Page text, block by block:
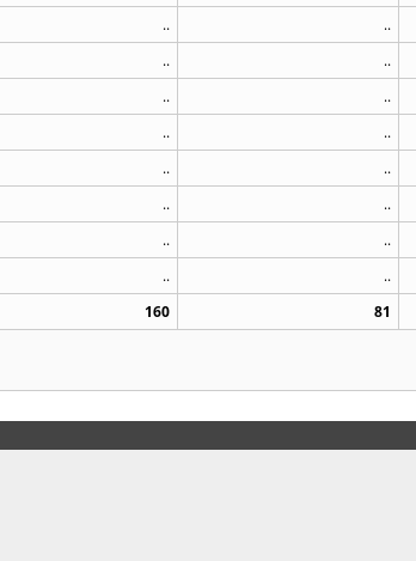
.. ..
.. ..
.. ..
.. ..
.. ..
.. ..
.. ..
.. ..
160 81